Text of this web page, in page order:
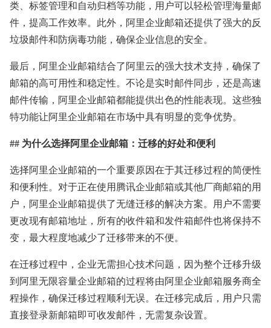
类、标签管理和自动归档等功能，用户可以轻松管理海量邮
件，提高工作效率。此外，阿里企业邮箱还提供了强大的反
垃圾邮件和防病毒功能，确保企业信息的安全。
最后，阿里企业邮箱结合了阿里云的强大技术支持，确保了
邮箱的高可用性和稳定性。不论是实时邮件同步，还是高速
邮件传输，阿里企业邮箱都能提供出色的性能表现。这些独
特功能让阿里企业邮箱在市场中具有明显的竞争优势。
## 为什么选择阿里企业邮箱：迁移的好处和便利
选择阿里企业邮箱的一个重要原因在于其迁移过程的简便性
和便利性。对于正在使用腾讯企业邮箱或其他厂商邮箱的用
户，阿里企业邮箱提供了无缝迁移的解决方案。用户不需要
更改现有邮箱地址，所有的收件箱和发件箱邮件也将保持不
变，最大程度地减少了迁移带来的不便。
在迁移过程中，企业无需担心技术问题，因为整个迁移升级
到阿里无限容量企业邮箱的过程将由阿里企业邮箱服务商全
程操作，确保迁移过程顺利无误。在迁移完成后，用户只需
直接登录新邮箱即可收发邮件，无需复杂设置。